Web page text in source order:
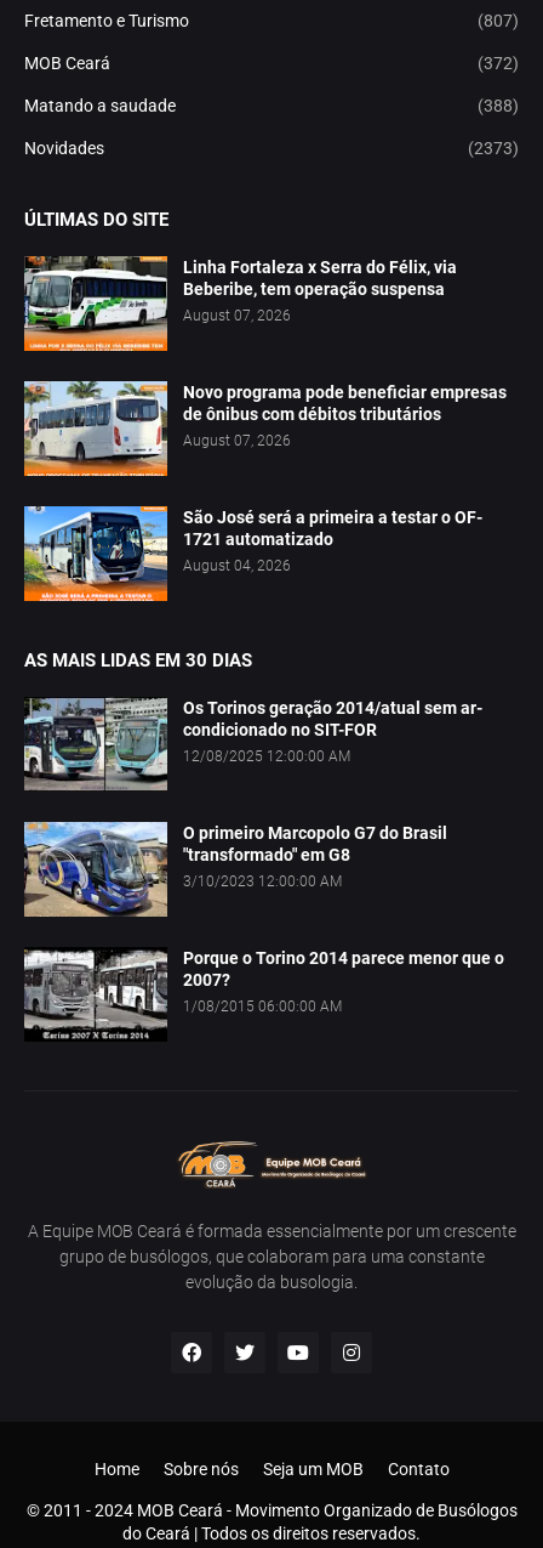
Fretamento e Turismo (807)
MOB Ceará (372)
Matando a saudade (388)
Novidades (2373)
ÚLTIMAS DO SITE
Linha Fortaleza x Serra do Félix, via
Beberibe, tem operação suspensa
August 07, 2026
Novo programa pode beneficiar empresas
de ônibus com débitos tributários
August 07, 2026
São José será a primeira a testar o OF-
1721 automatizado
August 04, 2026
AS MAIS LIDAS EM 30 DIAS
Os Torinos geração 2014/atual sem ar-
condicionado no SIT-FOR
12/08/2025 12:00:00 AM
O primeiro Marcopolo G7 do Brasil
"transformado" em G8
3/10/2023 12:00:00 AM
Porque o Torino 2014 parece menor que o
2007?
1/08/2015 06:00:00 AM
A Equipe MOB Ceará é formada essencialmente por um crescente
grupo de busólogos, que colaboram para uma constante
evolução da busologia.
© 2011 - 2024 MOB Ceará - Movimento Organizado de Busólogos
do Ceará | Todos os direitos reservados.
Home Sobre nós Seja um MOB Contato